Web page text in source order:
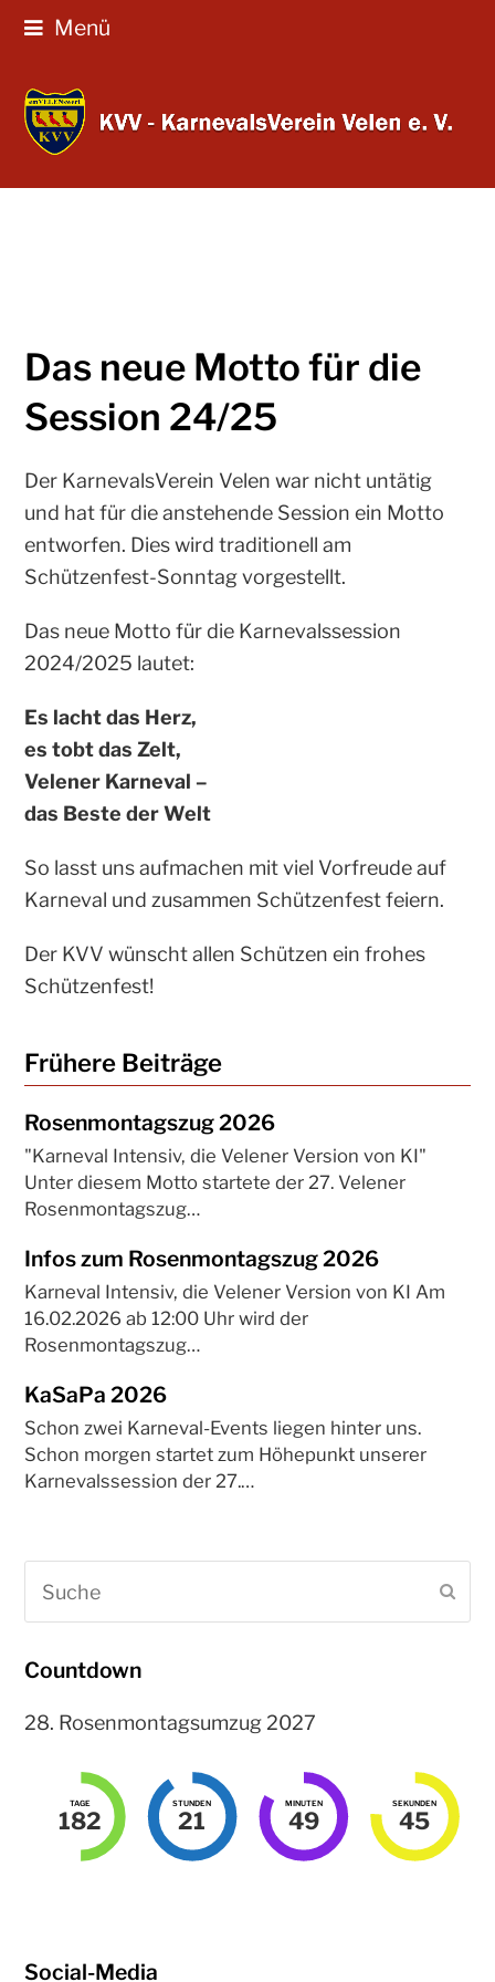
Menü
Das neue Motto für die
Session 24/25
Der KarnevalsVerein Velen war nicht untätig
und hat für die anstehende Session ein Motto
entworfen. Dies wird traditionell am
Schützenfest-Sonntag vorgestellt.
Das neue Motto für die Karnevalssession
2024/2025 lautet:
Es lacht das Herz,
es tobt das Zelt,
Velener Karneval –
das Beste der Welt
So lasst uns aufmachen mit viel Vorfreude auf
Karneval und zusammen Schützenfest feiern.
Der KVV wünscht allen Schützen ein frohes
Schützenfest!
Frühere Beiträge
Rosenmontagszug 2026
"Karneval Intensiv, die Velener Version von KI"
Unter diesem Motto startete der 27. Velener
Rosenmontagszug…
Infos zum Rosenmontagszug 2026
Karneval Intensiv, die Velener Version von KI Am
16.02.2026 ab 12:00 Uhr wird der
Rosenmontagszug…
KaSaPa 2026
Schon zwei Karneval-Events liegen hinter uns.
Schon morgen startet zum Höhepunkt unserer
Karnevalssession der 27.…
Countdown
28. Rosenmontagsumzug 2027
TAGE
182
STUNDEN
21
MINUTEN
49
SEKUNDEN
45
Social-Media